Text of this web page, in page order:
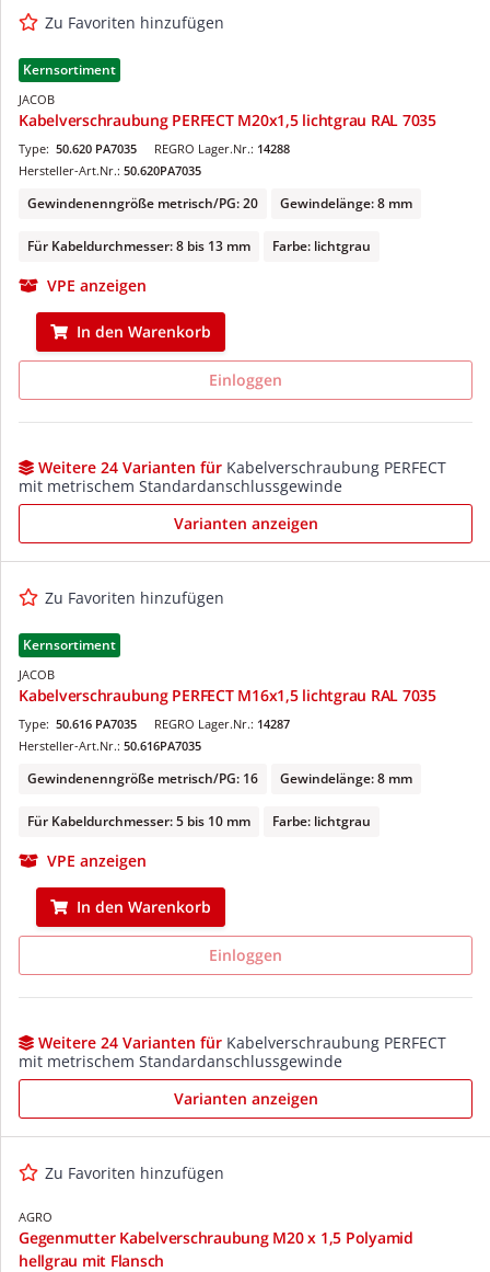
Zu Favoriten hinzufügen
Kernsortiment
JACOB
Kabelverschraubung PERFECT M20x1,5 lichtgrau RAL 7035
REGRO Lager.Nr.: 14288
Type: 50.620 PA7035
Hersteller-Art.Nr.: 50.620PA7035
Gewindenenngröße metrisch/PG: 20 Gewindelänge: 8 mm
Für Kabeldurchmesser: 8 bis 13 mm Farbe: lichtgrau
VPE anzeigen
In den Warenkorb
Einloggen
Weitere 24 Varianten für Kabelverschraubung PERFECT
mit metrischem Standardanschlussgewinde
Varianten anzeigen
Zu Favoriten hinzufügen
Kernsortiment
JACOB
Kabelverschraubung PERFECT M16x1,5 lichtgrau RAL 7035
REGRO Lager.Nr.: 14287
Type: 50.616 PA7035
Hersteller-Art.Nr.: 50.616PA7035
Gewindenenngröße metrisch/PG: 16 Gewindelänge: 8 mm
Für Kabeldurchmesser: 5 bis 10 mm Farbe: lichtgrau
VPE anzeigen
In den Warenkorb
Einloggen
Weitere 24 Varianten für Kabelverschraubung PERFECT
mit metrischem Standardanschlussgewinde
Varianten anzeigen
Zu Favoriten hinzufügen
AGRO
Gegenmutter Kabelverschraubung M20 x 1,5 Polyamid
hellgrau mit Flansch